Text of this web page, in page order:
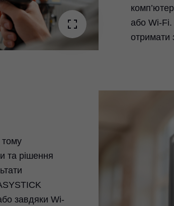
або Wi-Fi.
отримати
та рішення
завдяки Wi-